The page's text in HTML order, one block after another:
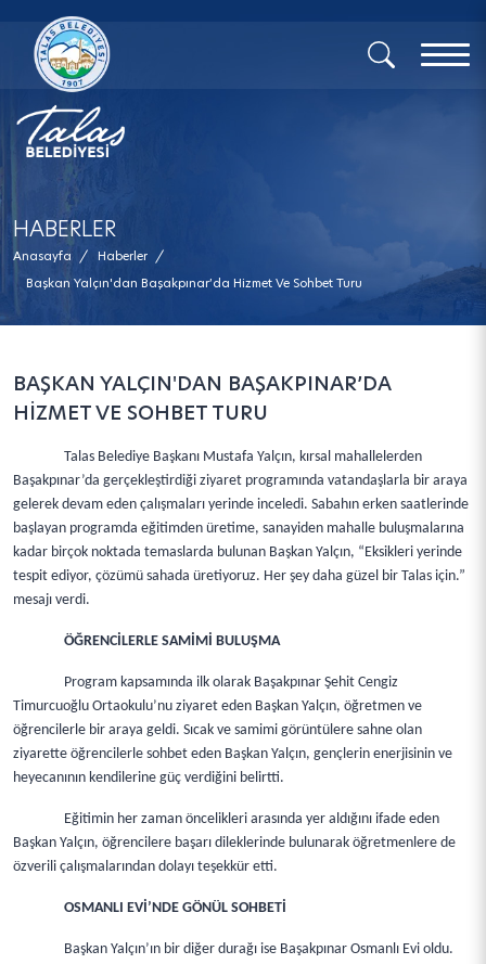
x
HABERLER
Anasayfa / Haberler /
Başkan Yalçın'dan Başakpınar’da Hizmet Ve Sohbet Turu
BAŞKAN YALÇIN'DAN BAŞAKPINAR’DA
HİZMET VE SOHBET TURU
Talas Belediye Başkanı Mustafa Yalçın, kırsal mahallelerden
Başakpınar’da gerçekleştirdiği ziyaret programında vatandaşlarla bir araya
gelerek devam eden çalışmaları yerinde inceledi. Sabahın erken saatlerinde
başlayan programda eğitimden üretime, sanayiden mahalle buluşmalarına
kadar birçok noktada temaslarda bulunan Başkan Yalçın, “Eksikleri yerinde
tespit ediyor, çözümü sahada üretiyoruz. Her şey daha güzel bir Talas için.”
mesajı verdi.
ÖĞRENCİLERLE SAMİMİ BULUŞMA
Program kapsamında ilk olarak Başakpınar Şehit Cengiz
Timurcuoğlu Ortaokulu’nu ziyaret eden Başkan Yalçın, öğretmen ve
öğrencilerle bir araya geldi. Sıcak ve samimi görüntülere sahne olan
ziyarette öğrencilerle sohbet eden Başkan Yalçın, gençlerin enerjisinin ve
heyecanının kendilerine güç verdiğini belirtti.
Eğitimin her zaman öncelikleri arasında yer aldığını ifade eden
Başkan Yalçın, öğrencilere başarı dileklerinde bulunarak öğretmenlere de
özverili çalışmalarından dolayı teşekkür etti.
OSMANLI EVİ’NDE GÖNÜL SOHBETİ
Başkan Yalçın’ın bir diğer durağı ise Başakpınar Osmanlı Evi oldu.